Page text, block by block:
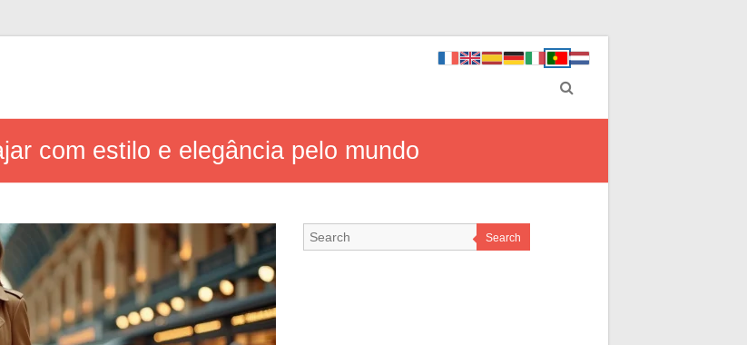
com estilo e elegância pelo mundo
Search